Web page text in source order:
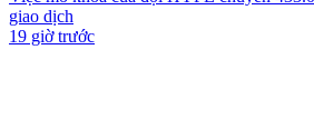
giao dịch
19 giờ trước